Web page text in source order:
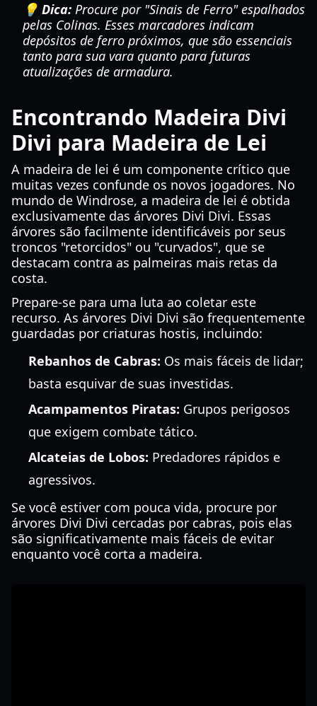
💡 Dica: Procure por "Sinais de Ferro" espalhados
pelas Colinas. Esses marcadores indicam
depósitos de ferro próximos, que são essenciais
tanto para sua vara quanto para futuras
atualizações de armadura.
Encontrando Madeira Divi
Divi para Madeira de Lei
A madeira de lei é um componente crítico que
muitas vezes confunde os novos jogadores. No
mundo de Windrose, a madeira de lei é obtida
exclusivamente das árvores Divi Divi. Essas
árvores são facilmente identificáveis por seus
troncos "retorcidos" ou "curvados", que se
destacam contra as palmeiras mais retas da
costa.
Prepare-se para uma luta ao coletar este
recurso. As árvores Divi Divi são frequentemente
guardadas por criaturas hostis, incluindo:
Rebanhos de Cabras: Os mais fáceis de lidar;
basta esquivar de suas investidas.
Acampamentos Piratas: Grupos perigosos
que exigem combate tático.
Alcateias de Lobos: Predadores rápidos e
agressivos.
Se você estiver com pouca vida, procure por
árvores Divi Divi cercadas por cabras, pois elas
são significativamente mais fáceis de evitar
enquanto você corta a madeira.